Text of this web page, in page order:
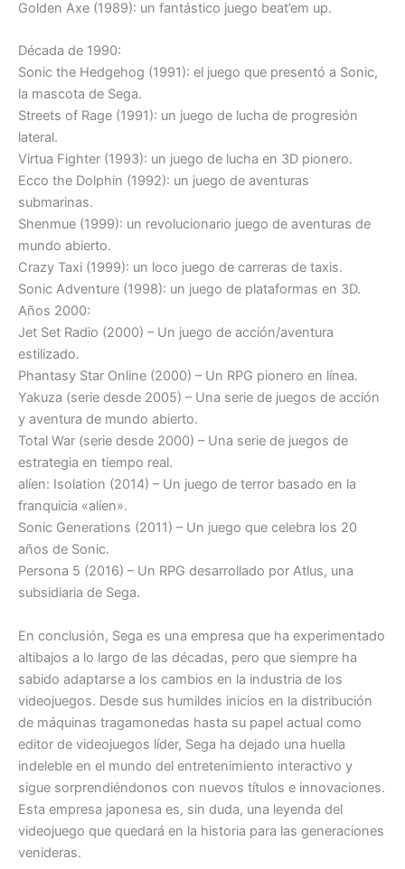
Golden Axe (1989): un fantástico juego beat’em up.
Década de 1990:
Sonic the Hedgehog (1991): el juego que presentó a Sonic,
la mascota de Sega.
Streets of Rage (1991): un juego de lucha de progresión
lateral.
Virtua Fighter (1993): un juego de lucha en 3D pionero.
Ecco the Dolphin (1992): un juego de aventuras
submarinas.
Shenmue (1999): un revolucionario juego de aventuras de
mundo abierto.
Crazy Taxi (1999): un loco juego de carreras de taxis.
Sonic Adventure (1998): un juego de plataformas en 3D.
Años 2000:
Jet Set Radio (2000) – Un juego de acción/aventura
estilizado.
Phantasy Star Online (2000) – Un RPG pionero en línea.
Yakuza (serie desde 2005) – Una serie de juegos de acción
y aventura de mundo abierto.
Total War (serie desde 2000) – Una serie de juegos de
estrategia en tiempo real.
alíen: Isolation (2014) – Un juego de terror basado en la
franquicia «alíen».
Sonic Generations (2011) – Un juego que celebra los 20
años de Sonic.
Persona 5 (2016) – Un RPG desarrollado por Atlus, una
subsidiaria de Sega.
En conclusión, Sega es una empresa que ha experimentado
altibajos a lo largo de las décadas, pero que siempre ha
sabido adaptarse a los cambios en la industria de los
videojuegos. Desde sus humildes inicios en la distribución
de máquinas tragamonedas hasta su papel actual como
editor de videojuegos líder, Sega ha dejado una huella
indeleble en el mundo del entretenimiento interactivo y
sigue sorprendiéndonos con nuevos títulos e innovaciones.
Esta empresa japonesa es, sin duda, una leyenda del
videojuego que quedará en la historia para las generaciones
venideras.